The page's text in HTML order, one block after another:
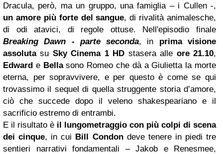
Dracula, però, ma un gruppo, una famiglia – i Cullen -,
un amore più forte del sangue, di rivalità animalesche,
di odi atavici, di regole ottuse. Nell'episodio finale
Breaking Dawn - parte seconda, in prima visione
assolutasu SkyCinema 1 HD stasera alle ore 21.10,
Edward e Bellasono Romeo che dà a Giulietta la morte
eterna, per sopravvivere, e per questo è come se qui
trovassimo il sequel di quella struggente storia d’amore,
ciò che succede dopo il veleno shakespeariano e il
sacrificio estremo di entrambi.
E il risultato è il lungometraggio con più colpi di scena
dei cinque, in cui Bill Condondeve tenere in piedi tre
sentieri narrativi fondamentali – Jakob e Renesmee,